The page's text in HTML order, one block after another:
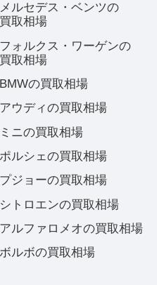
メルセデス・ベンツの
買取相場
フォルクス・ワーゲンの
買取相場
BMWの買取相場
アウディの買取相場
ミニの買取相場
ポルシェの買取相場
プジョーの買取相場
シトロエンの買取相場
アルファロメオの買取相場
ボルボの買取相場